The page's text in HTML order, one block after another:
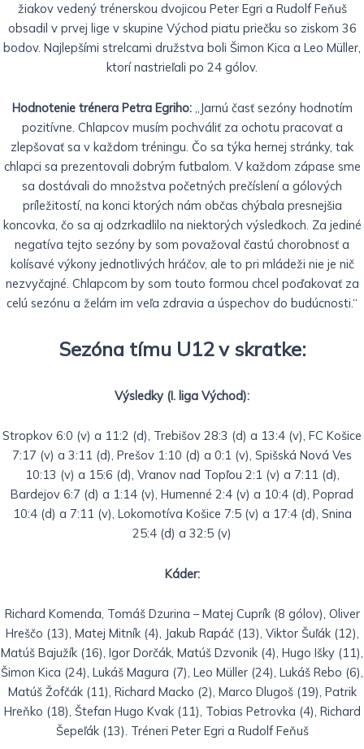
žiakov vedený trénerskou dvojicou Peter Egri a Rudolf Feňuš
obsadil v prvej lige v skupine Východ piatu priečku so ziskom 36
bodov. Najlepšími strelcami družstva boli Šimon Kica a Leo Müller,
ktorí nastrieľali po 24 gólov.
Hodnotenie trénera Petra Egriho:
„Jarnú časť sezóny hodnotím
pozitívne. Chlapcov musím pochváliť za ochotu pracovať a
zlepšovať sa v každom tréningu. Čo sa týka hernej stránky, tak
chlapci sa prezentovali dobrým futbalom. V každom zápase sme
sa dostávali do množstva početných prečíslení a gólových
príležitostí, na konci ktorých nám občas chýbala presnejšia
koncovka, čo sa aj odzrkadlilo na niektorých výsledkoch. Za jediné
negatíva tejto sezóny by som považoval častú chorobnosť a
kolísavé výkony jednotlivých hráčov, ale to pri mládeži nie je nič
nezvyčajné. Chlapcom by som touto formou chcel poďakovať za
celú sezónu a želám im veľa zdravia a úspechov do budúcnosti.“
Sezóna tímu U12 v skratke:
Výsledky (I. liga Východ):
Stropkov 6:0 (v) a 11:2 (d), Trebišov 28:3 (d) a 13:4 (v), FC Košice
7:17 (v) a 3:11 (d), Prešov 1:10 (d) a 0:1 (v), Spišská Nová Ves
10:13 (v) a 15:6 (d), Vranov nad Topľou 2:1 (v) a 7:11 (d),
Bardejov 6:7 (d) a 1:14 (v), Humenné 2:4 (v) a 10:4 (d), Poprad
10:4 (d) a 7:11 (v), Lokomotíva Košice 7:5 (v) a 17:4 (d), Snina
25:4 (d) a 32:5 (v)
Káder:
Richard Komenda, Tomáš Dzurina – Matej Cuprík (8 gólov), Oliver
Hreščo (13), Matej Mitník (4), Jakub Rapáč (13), Viktor Šuľák (12),
Matúš Bajužík (16), Igor Dorčák, Matúš Dzvonik (4), Hugo Išky (11),
Šimon Kica (24), Lukáš Magura (7), Leo Müller (24), Lukáš Rebo (6),
Matúš Žofčák (11), Richard Macko (2), Marco Dlugoš (19), Patrik
Hreňko (18), Štefan Hugo Kvak (11), Tobias Petrovka (4), Richard
Šepeľák (13). Tréneri Peter Egri a Rudolf Feňuš